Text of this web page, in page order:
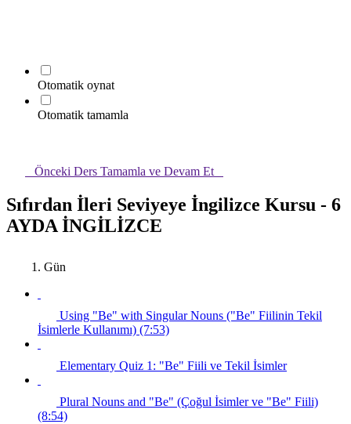
Otomatik oynat
Otomatik tamamla
Önceki Ders Tamamla ve Devam Et
Sıfırdan İleri Seviyeye İngilizce Kursu - 6
AYDA İNGİLİZCE
1. Gün
Using "Be" with Singular Nouns ("Be" Fiilinin Tekil
İsimlerle Kullanımı) (7:53)
Elementary Quiz 1: "Be" Fiili ve Tekil İsimler
Plural Nouns and "Be" (Çoğul İsimler ve "Be" Fiili)
(8:54)